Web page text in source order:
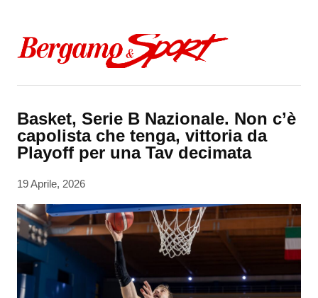
Basket, Serie B Nazionale. Non c’è
capolista che tenga, vittoria da
Playoff per una Tav decimata
19 Aprile, 2026